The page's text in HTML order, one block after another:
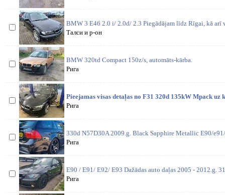
BMW 3 E46 2.0 i/ 2.0d/ 2.3 Piegādājam līdz Rīgai, kā arī
Талси и р-он
BMW 320td Compact 150z/s, automāts-kārba.
Рига
Pieejamas visas detaļas no F31 320d 135kW Mpack uz
Рига
330d N57D30A 2009.g. Black Sapphire Metallic E90/e91/
Рига
E90 / E91/ E92/ E93 Dažādas auto daļas 2005 - 2012.g.
Рига